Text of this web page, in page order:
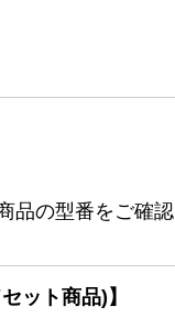
品の型番をご確認
ット商品)】